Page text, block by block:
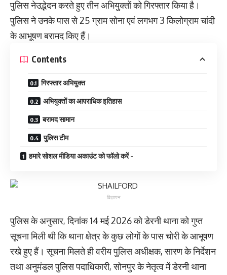
पुलिस नेउद्भेदन करते हुए तीन अभियुक्तों को गिरफ्तार किया है।
पुलिस ने उनके पास से 25 ग्राम सोना एवं लगभग 3 किलोग्राम चांदी
के आभूषण बरामद किए हैं।
Contents
गिरफ्तार अभियुक्त
अभियुक्तों का आपराधिक इतिहास
बरामद सामान
पुलिस टीम
हमारे सोशल मीडिया अकाउंट को फॉलो करें -
विज्ञापन
पुलिस के अनुसार, दिनांक 14 मई 2026 को डेरनी थाना को गुप्त
सूचना मिली थी कि थाना क्षेत्र के कुछ लोगों के पास चोरी के आभूषण
रखे हुए हैं। सूचना मिलते ही वरीय पुलिस अधीक्षक, सारण के निर्देशन
तथा अनुमंडल पुलिस पदाधिकारी, सोनपुर के नेतृत्व में डेरनी थाना